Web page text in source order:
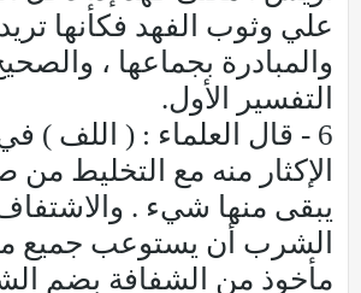
علي وثوب الفهد فكأنها
والمبادرة بجماعها ،
التفسير الأول.
6 - قال العلماء : ( اللف )
الإكثار منه مع التخليط من
يبقى منها شيء .
الشرب أن يستوعب جميع ما
مأخوذ من الشفافة بضم